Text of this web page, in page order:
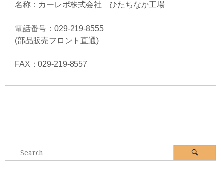
名称：カーレポ株式会社 ひたちなか工場
電話番号：029-219-8555
(部品販売フロント直通)
FAX：029-219-8557
Search
for: